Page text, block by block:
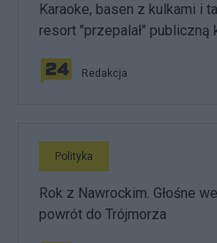
Karaoke, basen z kulkami i
resort "przepalał" publiczną
Redakcja
Polityka
Rok z Nawrockim. Głośne
powrót do Trójmorza